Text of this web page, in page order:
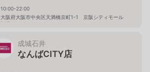
10:00-22:00
大阪府大阪市中央区天満橋京町1-1 京阪シティモール
B1F
成城石井
なんばCITY店